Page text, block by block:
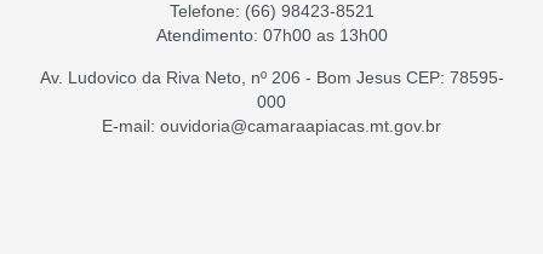
Telefone: (66) 98423-8521
Atendimento: 07h00 as 13h00
Av. Ludovico da Riva Neto, nº 206 - Bom Jesus CEP: 78595-
000
E-mail: ouvidoria@camaraapiacas.mt.gov.br